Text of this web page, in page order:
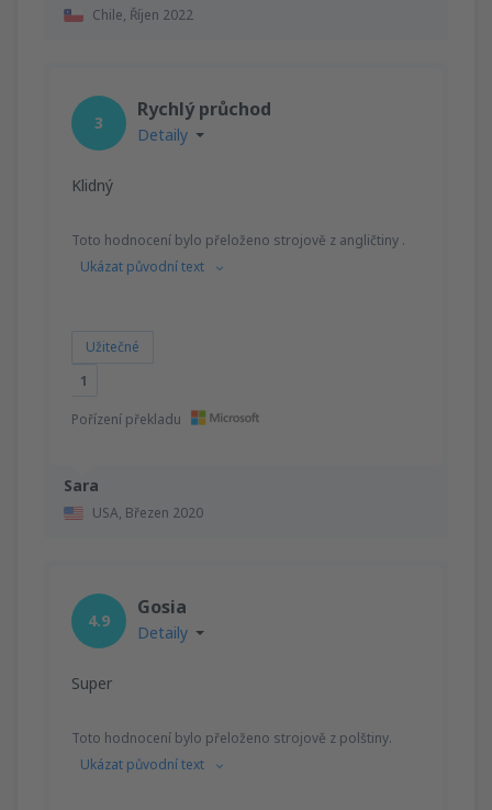
Chile, Říjen 2022
Sara
USA, Březen 2020
3
Rychlý průchod
Detaily
Klidný
Toto hodnocení bylo přeloženo strojově z angličtiny .
Ukázat původní text
Užitečné
1
Pořízení překladu
4.9
Gosia
Detaily
Super
Toto hodnocení bylo přeloženo strojově z polštiny.
Ukázat původní text